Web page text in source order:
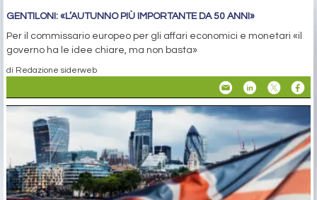
GENTILONI: «L’AUTUNNO PIÙ IMPORTANTE DA 50 ANNI»
Per il commissario europeo per gli affari economici e monetari «il
governo ha le idee chiare, ma non basta»
di Redazione siderweb